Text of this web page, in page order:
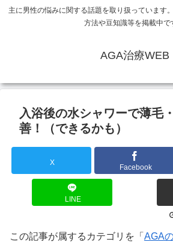
主に男性の悩みに関する話題を取り扱っています
方法や豆知識等を掲載中で
AGA治療WEB
入浴後の水シャワーで薄毛
善！（できるかも）
X
Facebook
LINE
この記事が属するカテゴリを「 AGA